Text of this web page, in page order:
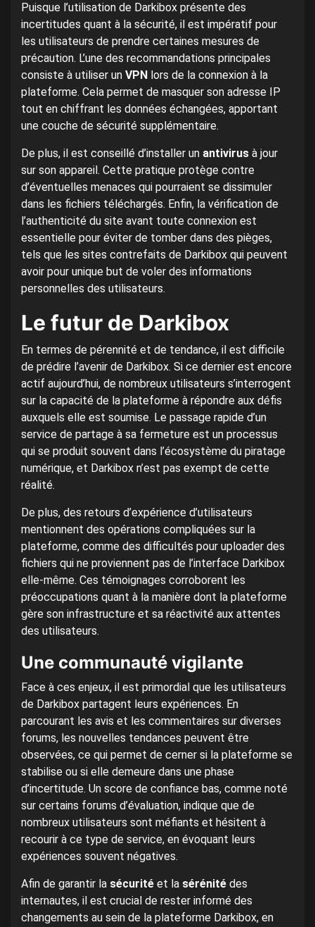
Puisque l’utilisation de Darkibox présente des
incertitudes quant à la sécurité, il est impératif pour
les utilisateurs de prendre certaines mesures de
précaution. L’une des recommandations principales
consiste à utiliser un VPN lors de la connexion à la
plateforme. Cela permet de masquer son adresse IP
tout en chiffrant les données échangées, apportant
une couche de sécurité supplémentaire.
De plus, il est conseillé d’installer un antivirus à jour
sur son appareil. Cette pratique protège contre
d’éventuelles menaces qui pourraient se dissimuler
dans les fichiers téléchargés. Enfin, la vérification de
l’authenticité du site avant toute connexion est
essentielle pour éviter de tomber dans des pièges,
tels que les sites contrefaits de Darkibox qui peuvent
avoir pour unique but de voler des informations
personnelles des utilisateurs.
Le futur de Darkibox
En termes de pérennité et de tendance, il est difficile
de prédire l’avenir de Darkibox. Si ce dernier est encore
actif aujourd’hui, de nombreux utilisateurs s’interrogent
sur la capacité de la plateforme à répondre aux défis
auxquels elle est soumise. Le passage rapide d’un
service de partage à sa fermeture est un processus
qui se produit souvent dans l’écosystème du piratage
numérique, et Darkibox n’est pas exempt de cette
réalité.
De plus, des retours d’expérience d’utilisateurs
mentionnent des opérations compliquées sur la
plateforme, comme des difficultés pour uploader des
fichiers qui ne proviennent pas de l’interface Darkibox
elle-même. Ces témoignages corroborent les
préoccupations quant à la manière dont la plateforme
gère son infrastructure et sa réactivité aux attentes
des utilisateurs.
Une communauté vigilante
Face à ces enjeux, il est primordial que les utilisateurs
de Darkibox partagent leurs expériences. En
parcourant les avis et les commentaires sur diverses
forums, les nouvelles tendances peuvent être
observées, ce qui permet de cerner si la plateforme se
stabilise ou si elle demeure dans une phase
d’incertitude. Un score de confiance bas, comme noté
sur certains forums d’évaluation, indique que de
nombreux utilisateurs sont méfiants et hésitent à
recourir à ce type de service, en évoquant leurs
expériences souvent négatives.
Afin de garantir la sécurité et la sérénité des
internautes, il est crucial de rester informé des
changements au sein de la plateforme Darkibox, en